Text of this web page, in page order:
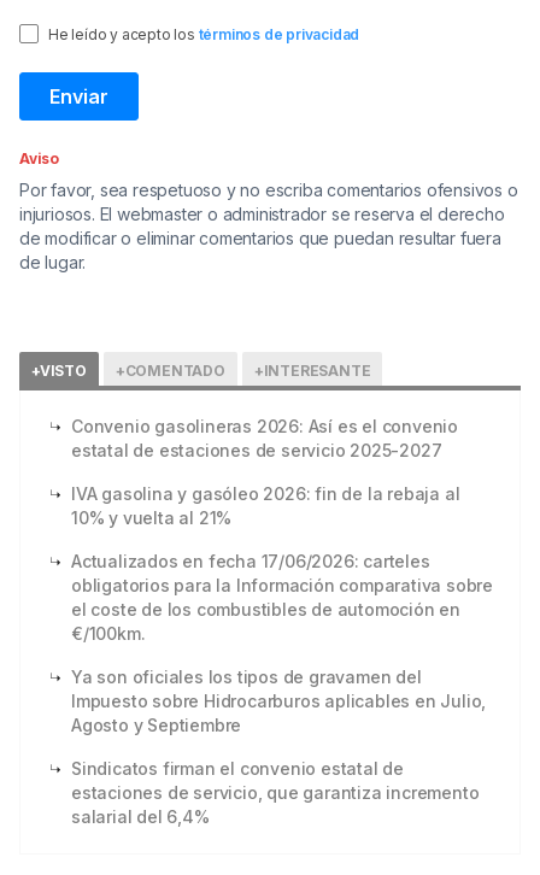
He leído y acepto los términos de privacidad
Aviso
Por favor, sea respetuoso y no escriba comentarios ofensivos o
injuriosos. El webmaster o administrador se reserva el derecho
de modificar o eliminar comentarios que puedan resultar fuera
de lugar.
+VISTO +COMENTADO +INTERESANTE
Convenio gasolineras 2026: Así es el convenio
estatal de estaciones de servicio 2025-2027
IVA gasolina y gasóleo 2026: fin de la rebaja al
10% y vuelta al 21%
Actualizados en fecha 17/06/2026: carteles
obligatorios para la Información comparativa sobre
el coste de los combustibles de automoción en
€/100km.
Ya son oficiales los tipos de gravamen del
Impuesto sobre Hidrocarburos aplicables en Julio,
Agosto y Septiembre
Sindicatos firman el convenio estatal de
estaciones de servicio, que garantiza incremento
salarial del 6,4%